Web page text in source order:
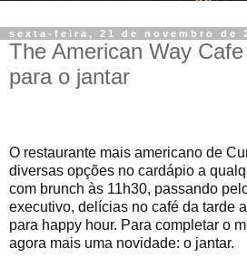
sexta-feira, 21 de novembro de
The American Way
para o jantar
O restaurante mais americano de
diversas opções no cardápio a
com brunch às 11h30, passando
executivo, delícias no café da tarde
para happy hour. Para completar o
agora mais uma novidade: o jantar.